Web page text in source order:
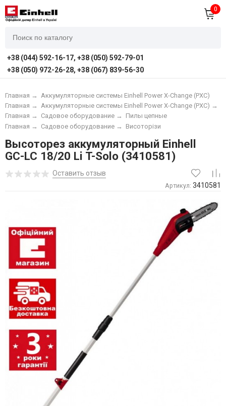
0
+38 (044) 592-16-17, +38 (050) 592-79-01
+38 (050) 972-26-28, +38 (067) 839-56-30
Главная →
Аккумуляторные системы Einhell Power X-Change (PXC)
Аккумуляторные системы Einhell Power X-Change (PXC) →
Главная →
Пилы цепные
Садовое оборудование →
Главная →
Висоторізи
Садовое оборудование →
Главная →
Высоторез аккумуляторный Einhell
GC-LC 18/20 Li T-Solo (3410581)
Оставить отзыв
Артикул: 3410581